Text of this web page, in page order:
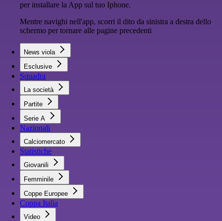
per installare la App sul tuo Iphone.
Mentre navighi nell'app, scorri il dito da sinistra a destra dello
schermo per tornare alle pagine precedenti
News viola
Esclusive
Squadra
La società
Partite
Serie A
Nazionali
Calciomercato
Statistiche
Giovanili
Femminile
Coppe Europee
Coppa Italia
Video